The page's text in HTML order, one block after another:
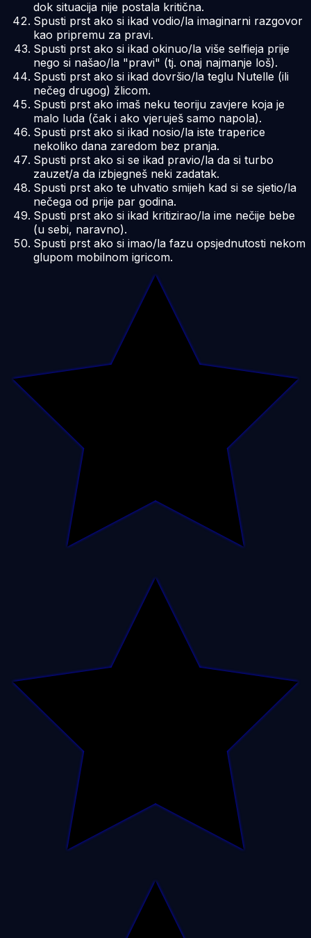
dok situacija nije postala kritična.
Spusti prst ako si ikad vodio/la imaginarni razgovor
kao pripremu za pravi.
Spusti prst ako si ikad okinuo/la više selfieja prije
nego si našao/la "pravi" (tj. onaj najmanje loš).
Spusti prst ako si ikad dovršio/la teglu Nutelle (ili
nečeg drugog) žlicom.
Spusti prst ako imaš neku teoriju zavjere koja je
malo luda (čak i ako vjeruješ samo napola).
Spusti prst ako si ikad nosio/la iste traperice
nekoliko dana zaredom bez pranja.
Spusti prst ako si se ikad pravio/la da si turbo
zauzet/a da izbjegneš neki zadatak.
Spusti prst ako te uhvatio smijeh kad si se sjetio/la
nečega od prije par godina.
Spusti prst ako si ikad kritizirao/la ime nečije bebe
(u sebi, naravno).
Spusti prst ako si imao/la fazu opsjednutosti nekom
glupom mobilnom igricom.